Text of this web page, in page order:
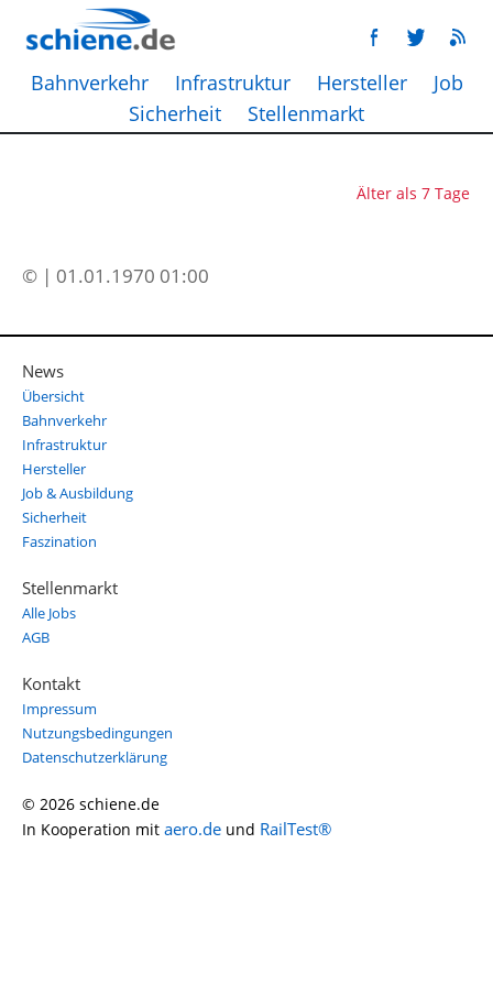
Bahnverkehr Infrastruktur Hersteller
Job
Sicherheit
Stellenmarkt
Älter als 7 Tage
© | 01.01.1970 01:00
News
Übersicht
Bahnverkehr
Infrastruktur
Hersteller
Job & Ausbildung
Sicherheit
Faszination
Stellenmarkt
Alle Jobs
AGB
Kontakt
Impressum
Nutzungsbedingungen
Datenschutzerklärung
© 2026 schiene.de
In Kooperation mit aero.de und RailTest®